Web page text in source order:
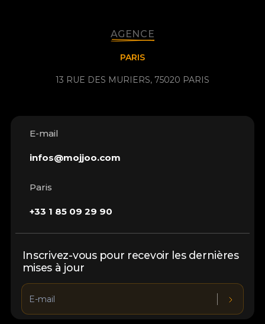
AGENCE
PARIS
13 RUE DES MURIERS, 75020 PARIS
E-mail
infos@mojjoo.com
Paris
+33 1 85 09 29 90
Inscrivez-vous pour recevoir les dernières
mises à jour